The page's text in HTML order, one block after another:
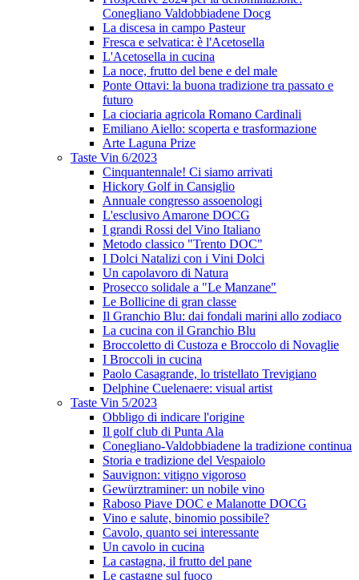
Conegliano Valdobbiadene Docg
La discesa in campo Pasteur
Fresca e selvatica: è l'Acetosella
L'Acetosella in cucina
La noce, frutto del bene e del male
Ponte Ottavi: la buona tradizione tra passato e
futuro
La ciociaria agricola Romano Cardinali
Emiliano Aiello: scoperta e trasformazione
Arte Laguna Prize
Taste Vin 6/2023
Cinquantennale! Ci siamo arrivati
Hickory Golf in Cansiglio
Annuale congresso assoenologi
L'esclusivo Amarone DOCG
I grandi Rossi del Vino Italiano
Metodo classico "Trento DOC"
I Dolci Natalizi con i Vini Dolci
Un capolavoro di Natura
Prosecco solidale a "Le Manzane"
Le Bollicine di gran classe
Il Granchio Blu: dai fondali marini allo zodiaco
La cucina con il Granchio Blu
Broccoletto di Custoza e Broccolo di Novaglie
I Broccoli in cucina
Paolo Casagrande, lo tristellato Trevigiano
Delphine Cuelenaere: visual artist
Taste Vin 5/2023
Obbligo di indicare l'origine
Il golf club di Punta Ala
Conegliano-Valdobbiadene la tradizione continua
Storia e tradizione del Vespaiolo
Sauvignon: vitigno vigoroso
Gewürztraminer: un nobile vino
Raboso Piave DOC e Malanotte DOCG
Vino e salute, binomio possibile?
Cavolo, quanto sei interessante
Un cavolo in cucina
La castagna, il frutto del pane
Le castagne sul fuoco